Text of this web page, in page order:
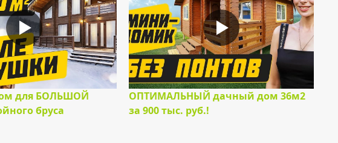
для БОЛЬШОЙ
бруса
ОПТИМАЛЬНЫЙ дачный дом 36м2
за 900 тыс. руб.!